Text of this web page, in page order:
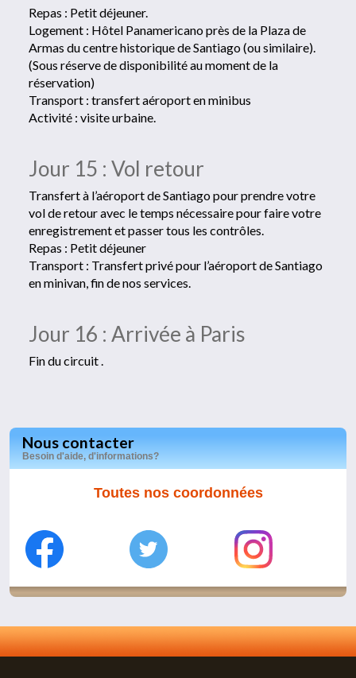
Repas : Petit déjeuner.
Logement : Hôtel Panamericano près de la Plaza de
Armas du centre historique de Santiago (ou similaire).
(Sous réserve de disponibilité au moment de la
réservation)
Transport : transfert aéroport en minibus
Activité : visite urbaine.
Jour 15 : Vol retour
Transfert à l’aéroport de Santiago pour prendre votre
vol de retour avec le temps nécessaire pour faire votre
enregistrement et passer tous les contrôles.
Repas : Petit déjeuner
Transport : Transfert privé pour l’aéroport de Santiago
en minivan, fin de nos services.
Jour 16 : Arrivée à Paris
Fin du circuit .
Nous contacter
Besoin d'aide, d'informations?
Toutes nos coordonnées